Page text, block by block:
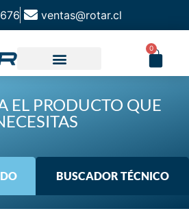
ventas@rotar.cl
0
EL PRODUCTO QUE
BUSCADOR TÉCNICO